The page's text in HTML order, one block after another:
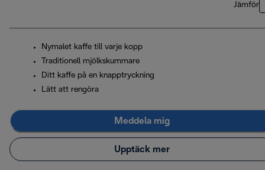
Jämför
Nymalet kaffe till varje kopp
Traditionell mjölkskummare
Ditt kaffe på en knapptryckning
Lätt att rengöra
Meddela mig
Upptäck mer